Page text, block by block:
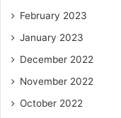
February 2023
January 2023
December 2022
November 2022
October 2022